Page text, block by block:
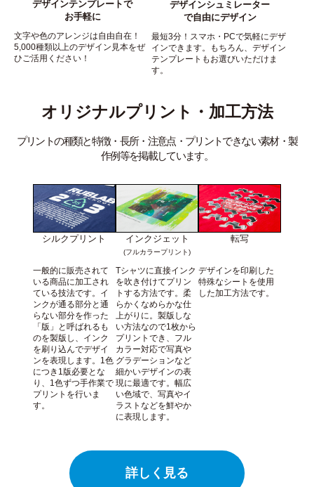
デザインテンプレートで
お手軽に
文字や色のアレンジは自由自在！
5,000種類以上のデザイン見本をぜ
ひご活用ください！
デザインシュミレーター
で自由にデザイン
最短3分！スマホ・PCで気軽にデザ
インできます。もちろん、デザイン
テンプレートもお選びいただけま
す。
オリジナルプリント・加工方法
プリントの種類と特徴・長所・注意点・プリントできない素材・製
作例等を掲載しています。
シルクプリント
一般的に販売されて
いる商品に加工され
ている技法です。イ
ンクが通る部分と通
らない部分を作った
「版」と呼ばれるも
のを製版し、インク
を刷り込んでデザイ
ンを表現します。1色
につき1版必要とな
り、1色ずつ手作業で
プリントを行いま
す。
インクジェット
(フルカラープリント)
Tシャツに直接インク
を吹き付けてプリン
トする方法です。柔
らかくなめらかな仕
上がりに。製版しな
い方法なので1枚から
プリントでき、フル
カラー対応で写真や
グラデーションなど
細かいデザインの表
現に最適です。幅広
い色域で、写真やイ
ラストなどを鮮やか
に表現します。
転写
デザインを印刷した
特殊なシートを使用
した加工方法です。
詳しく見る